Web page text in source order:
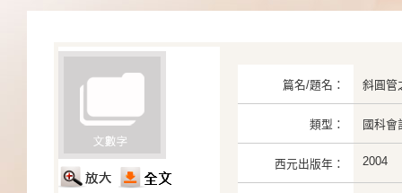
篇名/題名： 斜圓管
類型： 國科會
西元出版年： 2004